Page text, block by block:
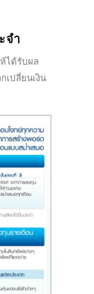
จำ
ได้รับผล
เปลี่ยนเงิน